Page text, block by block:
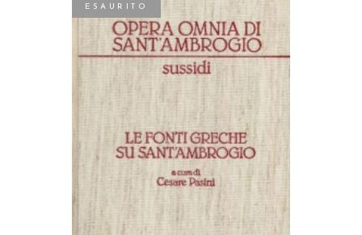
ESAURITO
LEGGI TUTTO